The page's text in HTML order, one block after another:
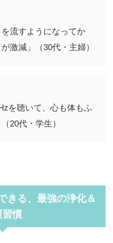
を流すようになってか
激減」（30代・主婦）
を聴いて、心も体もふ
20代・学生）
きる、最強の浄化＆
習慣